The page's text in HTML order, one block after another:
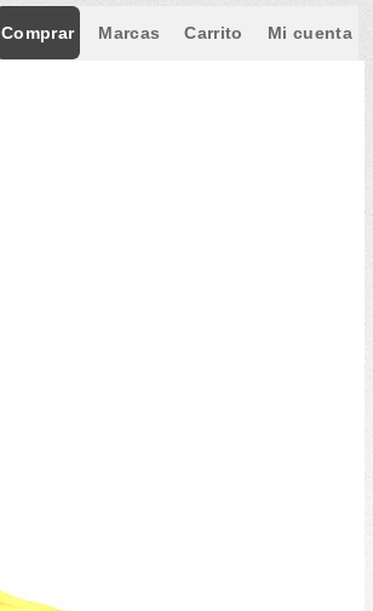
Comprar Marcas Carrito Mi cuenta